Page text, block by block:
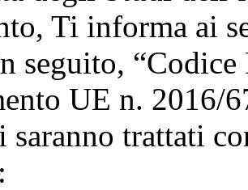
Ti informa ai
seguito, “Codice
UE n. 2016/
saranno trattati